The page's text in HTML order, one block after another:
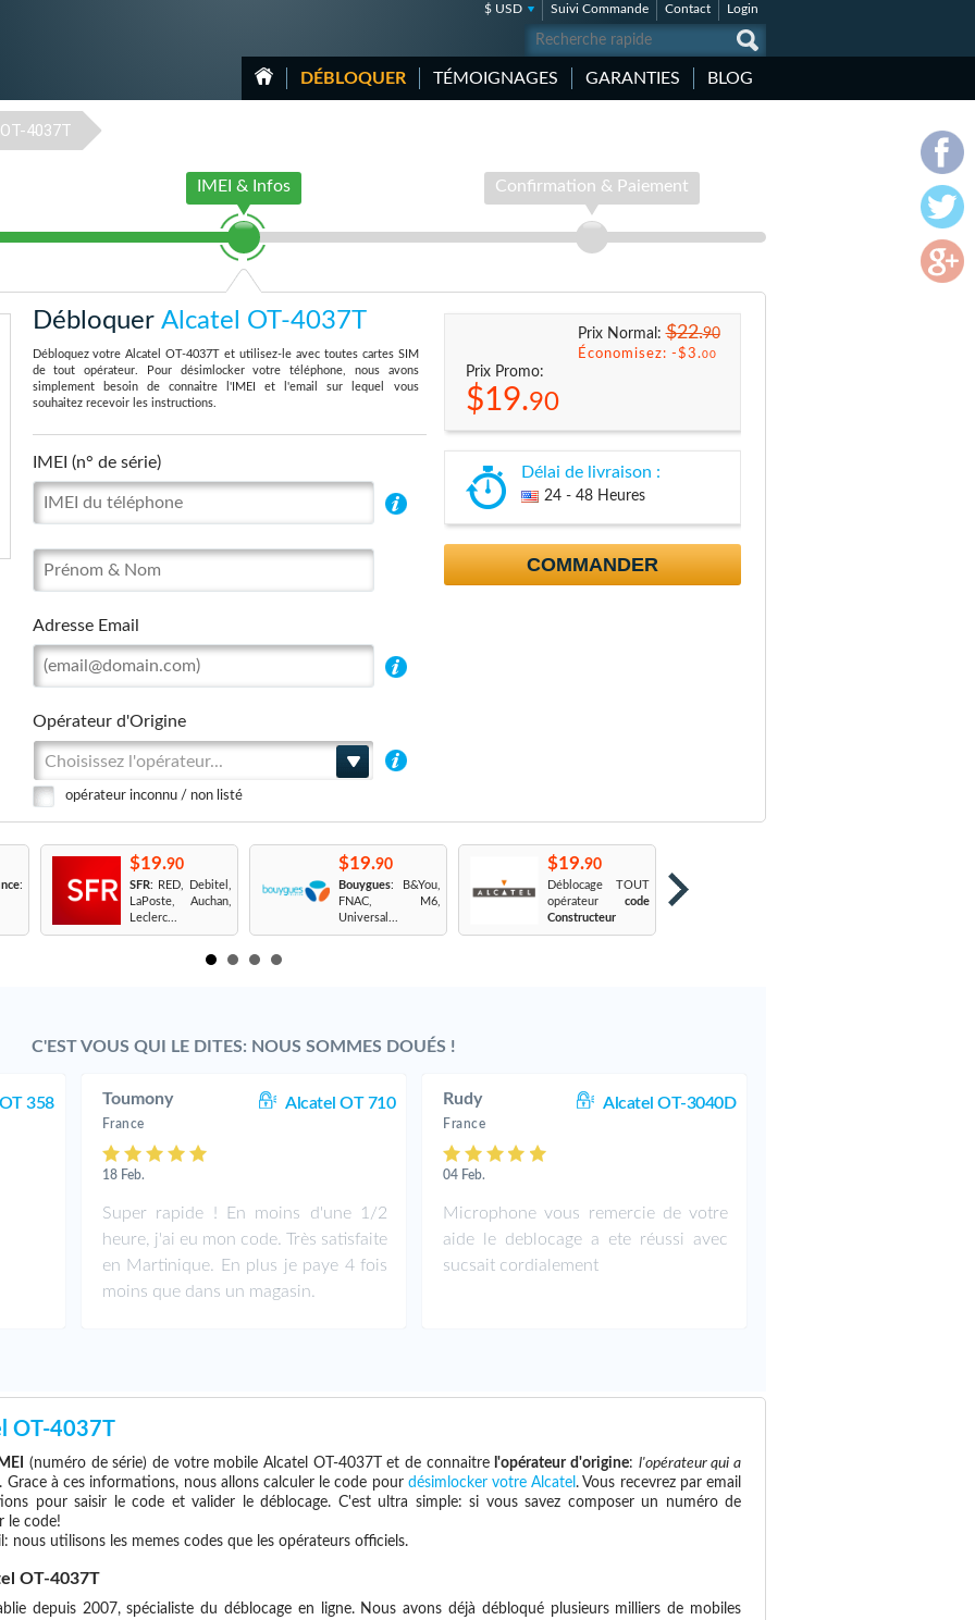
$ USD Suivi Commande Contact Login
DÉBLOQUER TÉMOIGNAGES GARANTIES BLOG
OT-4037T
IMEI & Infos Confirmation & Paiement
Débloquer Alcatel OT-4037T
Débloquez votre Alcatel OT-4037T et utilisez-le avec toutes cartes SIM
de tout opérateur. Pour désimlocker votre téléphone, nous avons
simplement besoin de connaitre l'IMEI et l'email sur lequel vous
souhaitez recevoir les instructions.
IMEI (n° de série)
Adresse Email
Opérateur d'Origine
Choisissez l'opérateur...
opérateur inconnu / non listé
Prix Normal:$22.90
Économisez: -$3.00
Prix Promo:
$19.90
Délai de livraison :
24 - 48 Heures
COMMANDER
:
$19.90
SFR: RED, Debitel,
LaPoste, Auchan,
Leclerc...
$19.90
Bouygues: B&You,
FNAC, M6,
Universal...
$19.90
Déblocage TOUT
opérateur code
Constructeur
C'EST VOUS QUI LE DITES: NOUS SOMMES DOUÉS !
358 Toumony Alcatel OT 710
France
18 Feb.
Super rapide ! En moins d'une 1/2
heure, j'ai eu mon code. Très satisfaite
en Martinique. En plus je paye 4 fois
moins que dans un magasin.
Rudy Alcatel OT-3040D
France
04 Feb.
Microphone vous remercie de votre
aide le deblocage a ete réussi avec
sucsait cordialement
OT-4037T
(numéro de série) de votre mobile Alcatel OT-4037T et de connaitre l'opérateur d'origine: l'opérateur qui a
. Grace à ces informations, nous allons calculer le code pour désimlocker votre Alcatel . Vous recevrez par email
pour saisir le code et valider le déblocage. C'est ultra simple: si vous savez composer un numéro de
le code!
nous utilisons les memes codes que les opérateurs officiels.
OT-4037T
depuis 2007, spécialiste du déblocage en ligne. Nous avons déjà débloqué plusieurs milliers de mobiles